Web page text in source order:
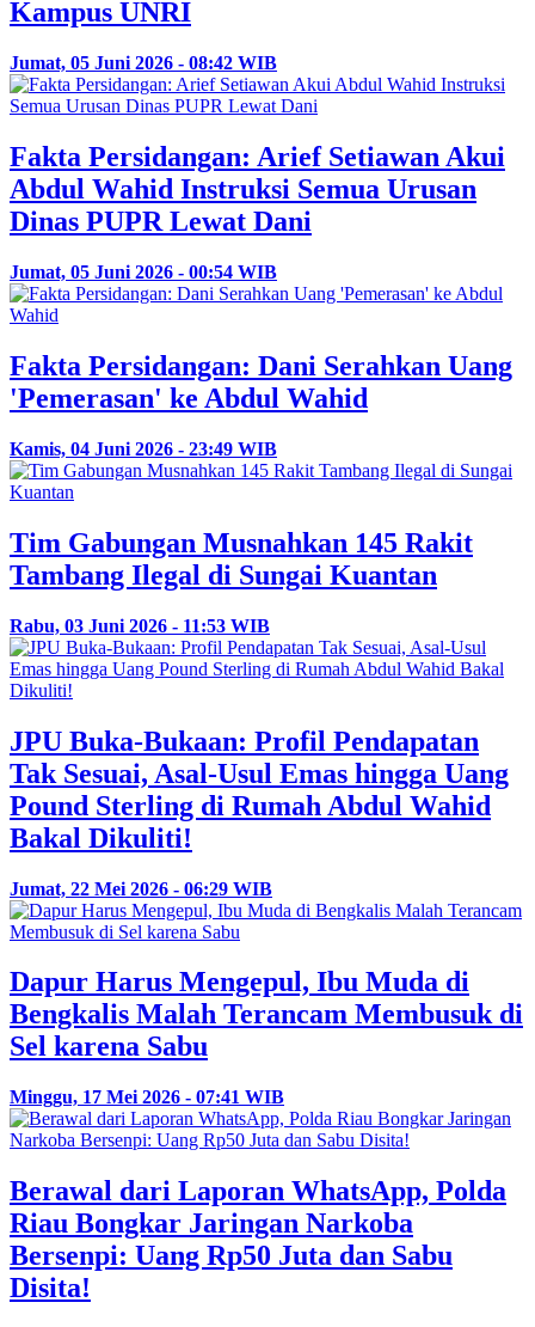
Kampus UNRI
Jumat, 05 Juni 2026 - 08:42 WIB
Fakta Persidangan: Arief Setiawan Akui
Abdul Wahid Instruksi Semua Urusan
Dinas PUPR Lewat Dani
Jumat, 05 Juni 2026 - 00:54 WIB
Fakta Persidangan: Dani Serahkan Uang
'Pemerasan' ke Abdul Wahid
Kamis, 04 Juni 2026 - 23:49 WIB
Tim Gabungan Musnahkan 145 Rakit
Tambang Ilegal di Sungai Kuantan
Rabu, 03 Juni 2026 - 11:53 WIB
JPU Buka-Bukaan: Profil Pendapatan
Tak Sesuai, Asal-Usul Emas hingga Uang
Pound Sterling di Rumah Abdul Wahid
Bakal Dikuliti!
Jumat, 22 Mei 2026 - 06:29 WIB
Dapur Harus Mengepul, Ibu Muda di
Bengkalis Malah Terancam Membusuk di
Sel karena Sabu
Minggu, 17 Mei 2026 - 07:41 WIB
Berawal dari Laporan WhatsApp, Polda
Riau Bongkar Jaringan Narkoba
Bersenpi: Uang Rp50 Juta dan Sabu
Disita!